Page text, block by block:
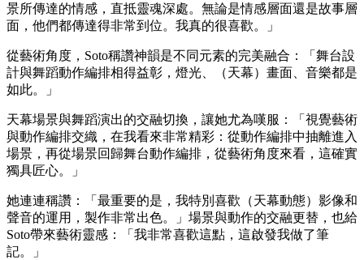
景所傳達的情感，直抵靈魂深處。無論是情感層面還是故事層
面，他們都傳達得非常到位。我真的很喜歡。」
從藝術角度，Soto稱讚神韻是不同元素的完美融合：「舞台設
計與舞蹈動作編排相得益彰，燈光、（天幕）畫面、音樂都是
如此。」
天幕場景與舞蹈演出的交融切換，讓她尤為嘆服：「視覺藝術
與動作編排交織，在我看來非常精彩：從動作編排中抽離進入
場景，再從場景回歸舞台動作編排，從藝術角度來看，這確實
獨具匠心。」
她連連稱讚：「最重要的是，我特別喜歡（天幕動態）影像和
聲音的運用，製作非常出色。」場景與動作的交融更替，也給
Soto帶來藝術靈感：「我非常喜歡這點，這啟發我做了筆
記。」